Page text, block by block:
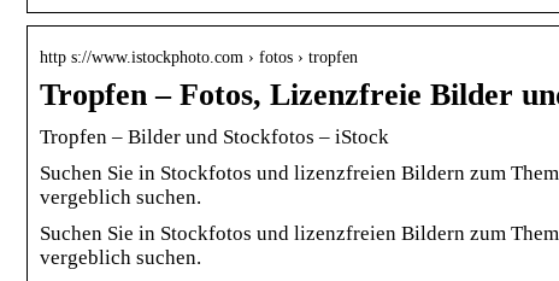
http s://www.istockphoto.com › fotos › tropfen
Tropfen – Fotos, Lizenzfreie Bilder
Tropfen – Bilder und Stockfotos – iStock
Suchen Sie in Stockfotos und lizenzfreien Bildern zum
vergeblich suchen.
Suchen Sie in Stockfotos und lizenzfreien Bildern zum
vergeblich suchen.